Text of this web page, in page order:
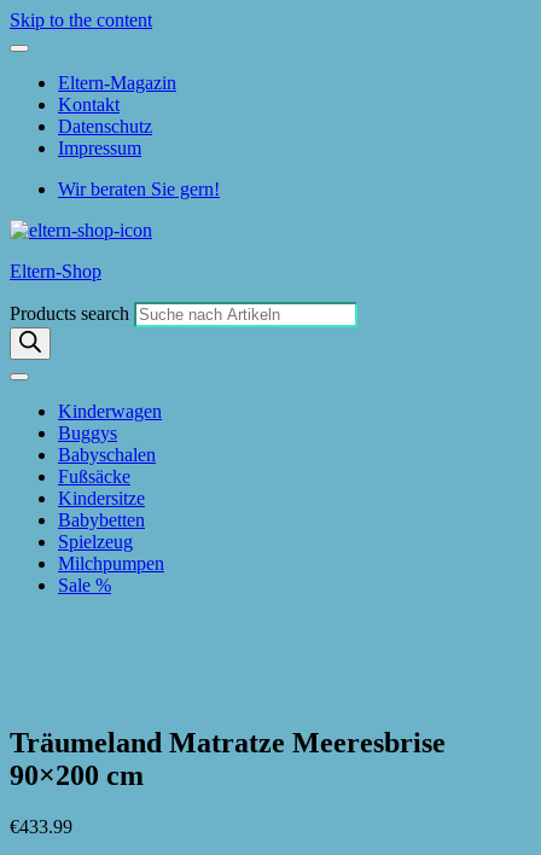
Skip to the content
Eltern-Magazin
Kontakt
Datenschutz
Impressum
Wir beraten Sie gern!
Eltern-Shop
Products search
Kinderwagen
Buggys
Babyschalen
Fußsäcke
Kindersitze
Babybetten
Spielzeug
Milchpumpen
Sale %
Träumeland Matratze Meeresbrise
90×200 cm
€433.99